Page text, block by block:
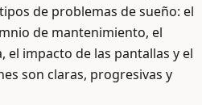
de problemas de sueño: el
de mantenimiento, el
el impacto de las pantallas y el
son claras, progresivas y